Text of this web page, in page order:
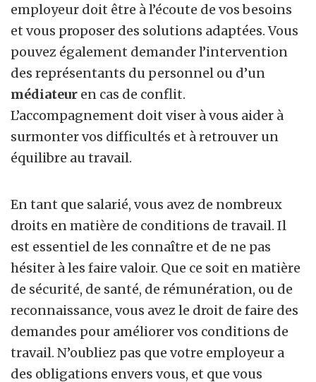
employeur doit être à l’écoute de vos besoins
et vous proposer des solutions adaptées. Vous
pouvez également demander l’intervention
des représentants du personnel ou d’un
médiateur en cas de conflit.
L’accompagnement doit viser à vous aider à
surmonter vos difficultés et à retrouver un
équilibre au travail.
En tant que salarié, vous avez de nombreux
droits en matière de conditions de travail. Il
est essentiel de les connaître et de ne pas
hésiter à les faire valoir. Que ce soit en matière
de sécurité, de santé, de rémunération, ou de
reconnaissance, vous avez le droit de faire des
demandes pour améliorer vos conditions de
travail. N’oubliez pas que votre employeur a
des obligations envers vous, et que vous